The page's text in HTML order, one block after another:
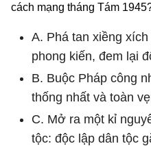
cách mạng tháng Tám
A. Phá tan xiềng
phong kiến, đem lại
B. Buộc Pháp công
thống nhất và toàn
C. Mở ra một kỉ
tộc: độc lập dân tộc